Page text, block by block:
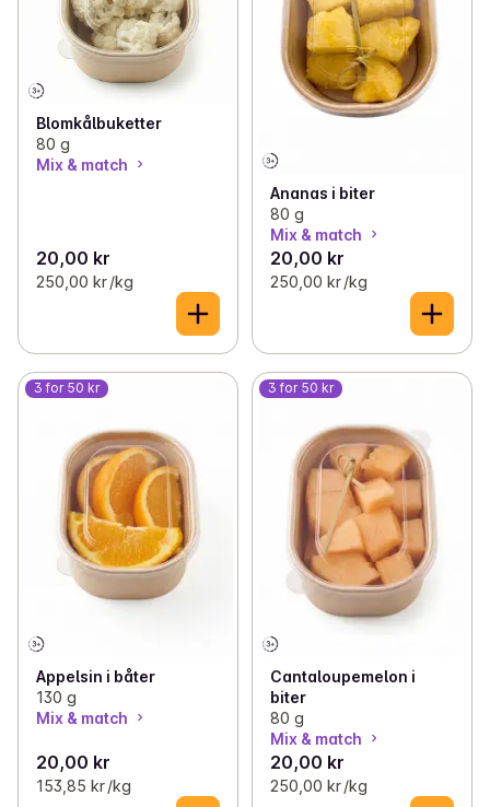
Blomkålbuketter
80 g
Mix & match
20,00 kr
250,00 kr /kg
Ananas i biter
80 g
Mix & match
20,00 kr
250,00 kr /kg
3 for 50 kr
Appelsin i båter
130 g
Mix & match
20,00 kr
153,85 kr /kg
3 for 50 kr
Cantaloupemelon i
biter
80 g
Mix & match
20,00 kr
250,00 kr /kg